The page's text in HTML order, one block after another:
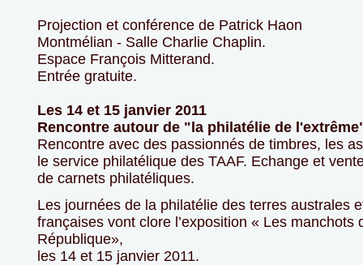
Projection et conférence de Patrick Haon
Montmélian - Salle Charlie Chaplin.
Espace François Mitterand.
Entrée gratuite.
Les 14 et 15 janvier 2011
Rencontre autour de "la philatélie de
Rencontre avec des passionnés de timbres, les
le service philatélique des TAAF. Echange et
de carnets philatéliques.
Les journées de la philatélie des terres australes
françaises vont clore l’exposition « Les manchots
République»,
les 14 et 15 janvier 2011.